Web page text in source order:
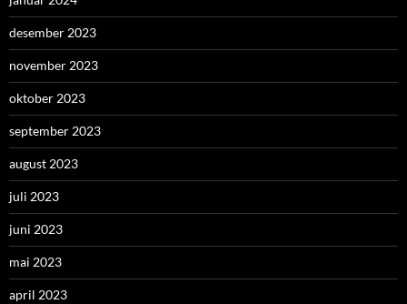
desember 2023
november 2023
oktober 2023
september 2023
august 2023
juli 2023
juni 2023
mai 2023
april 2023